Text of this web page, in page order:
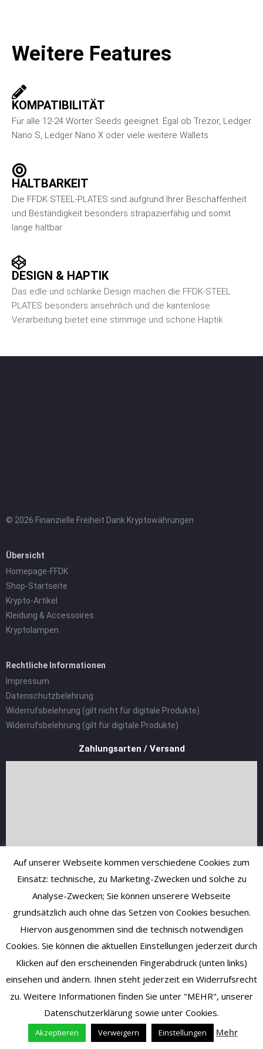
Weitere Features
KOMPATIBILITÄT
Für alle 12-24 Wörter Seeds geeignet. Egal ob Trezor, Ledger
Nano S, Ledger Nano X oder viele weitere Wallets
HALTBARKEIT
Die FFDK STEEL-PLATES sind aufgrund Ihrer Beschaffenheit
und Beständigkeit besonders strapazierfähig und somit
lange haltbar
DESIGN & HAPTIK
Das edle und schlanke Design machen die FFDK-STEEL
PLATES besonders ansehnlich und die kantenlose
Verarbeitung bietet eine stimmige und schöne Haptik
© 2026 Finanzielle Freiheit Dank Kryptowährungen
Übersicht
Homepage-FFDK
Shop-Startseite
Krypto-Artikel
Kleidung & Accessoires
Kryptolampen
Rechtliche Informationen
Impressum
Datenschutzbelehrung
Widerrufsbelehrung (gilt nicht für digitale Produkte)
Widerrufsbelehrung (gilt für digitale Produkte)
Zahlungsarten / Versand
Vertrag widerrufen
Auf unserer Webseite kommen verschiedene Cookies zum
Einsatz: technische, zu Marketing-Zwecken und solche zu
Analyse-Zwecken; Sie können unserere Webseite
grundsätzlich auch ohne das Setzen von Cookies besuchen.
Hiervon ausgenommen sind die technisch notwendigen
Cookies. Sie können die aktuellen Einstellungen jederzeit durch
Klicken auf den erscheinenden Fingerabdruck (unten links)
einsehen und ändern. Ihnen steht jederzeit ein Widerrufsrecht
zu. Weitere Informationen finden Sie unter "MEHR", unserer
Datenschutzerklärung sowie unter Cookies.
Akzeptieren Verweigern Einstellungen Mehr